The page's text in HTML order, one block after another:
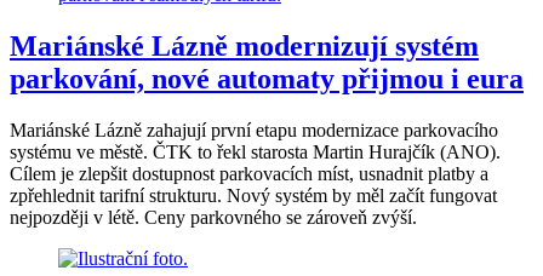
Mariánské Lázně modernizují systém
parkování, nové automaty přijmou i eura
Mariánské Lázně zahajují první etapu modernizace parkovacího
systému ve městě. ČTK to řekl starosta Martin Hurajčík (ANO).
Cílem je zlepšit dostupnost parkovacích míst, usnadnit platby a
zpřehlednit tarifní strukturu. Nový systém by měl začít fungovat
nejpozději v létě. Ceny parkovného se zároveň zvýší.